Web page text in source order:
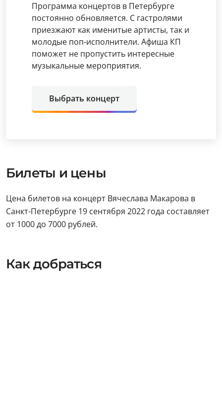
Программа концертов в Петербурге
постоянно обновляется. С гастролями
приезжают как именитые артисты, так и
молодые поп-исполнители. Афиша КП
поможет не пропустить интересные
музыкальные мероприятия.
Выбрать концерт
Билеты и цены
Цена билетов на концерт Вячеслава Макарова в
Санкт-Петербурге 19 сентября 2022 года составляет
от 1000 до 7000 рублей.
Как добраться